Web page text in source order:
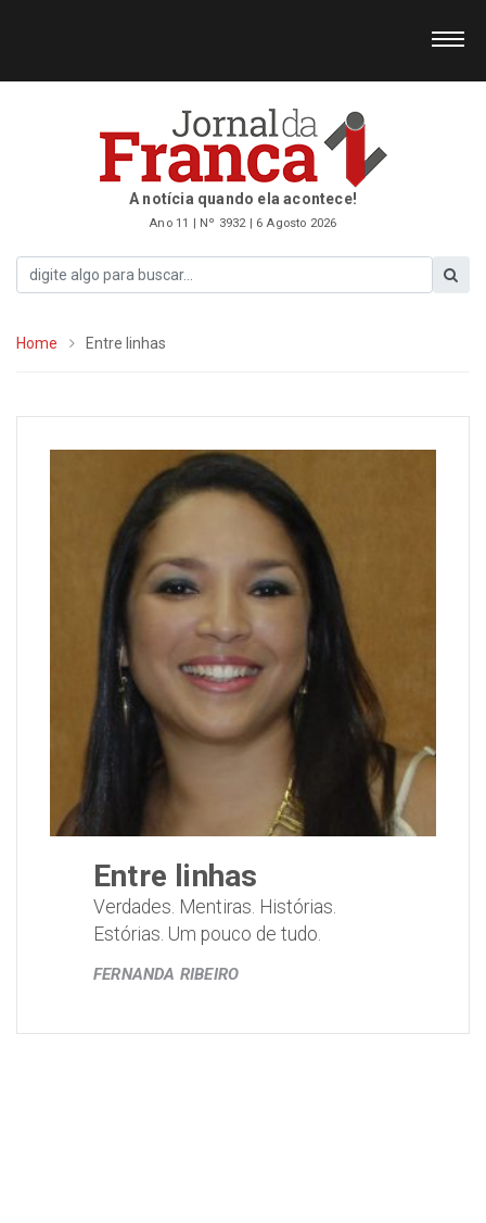
A notícia quando ela acontece!
Ano 11 | Nº 3932 | 6 Agosto 2026
Home Entre linhas
Entre linhas
Verdades. Mentiras. Histórias.
Estórias. Um pouco de tudo.
FERNANDA RIBEIRO